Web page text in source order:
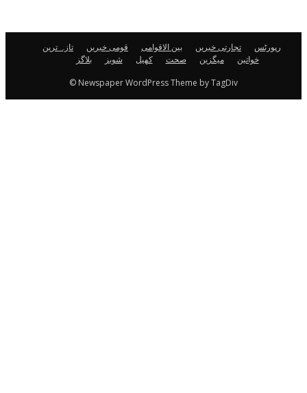
تازہ ترین قومی خبریں بین الاقوامی تجارتی خبریں
رپورٹس
بلاگز
شوبز کھیل صحت میگزین
خواتین
© Newspaper WordPress Theme by TagDiv